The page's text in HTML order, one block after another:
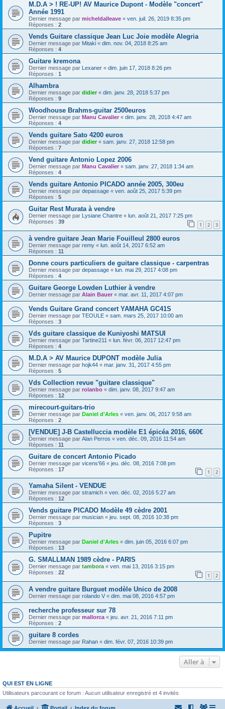
M.D.A > ! RE-UP! AV Maurice Dupont - Modèle "concert"
Année 1991
Dernier message par micheldalleave « ven. juil. 26, 2019 8:35 pm
Réponses : 2
Vends Guitare classique Jean Luc Joie modèle Alegria
Dernier message par Mitaki « dim. nov. 04, 2018 8:25 am
Réponses : 4
Guitare kremona
Dernier message par Lexaner « dim. juin 17, 2018 8:26 pm
Réponses : 1
Alhambra
Dernier message par didier« dim. janv. 28, 2018 5:37 pm
Réponses : 9
Woodhouse Brahms-guitar 2500euros
Dernier message par Manu Cavalier « dim. janv. 28, 2018 4:47 am
Réponses : 4
Vends guitare Sato 4200 euros
Dernier message par didier« sam. janv. 27, 2018 12:58 pm
Réponses : 7
Vend guitare Antonio Lopez 2006
Dernier message par Manu Cavalier « sam. janv. 27, 2018 1:34 am
Réponses : 4
Vends guitare Antonio PICADO année 2005, 300eu
Dernier message par depassage « ven. août 25, 2017 5:39 pm
Réponses : 5
Guitar Rest Murata à vendre
Dernier message par Lysiane Chantre « lun. août 21, 2017 7:25 pm
Réponses : 39 1 2 3
à vendre guitare Jean Marie Fouilleul 2800 euros
Dernier message par remy « lun. août 14, 2017 6:52 am
Réponses : 11
Donne cours particuliers de guitare classique - carpentras
Dernier message par depassage « lun. mai 29, 2017 4:08 pm
Réponses : 4
Guitare George Lowden Luthier à vendre
Dernier message par Alain Bauer « mar. avr. 11, 2017 4:07 pm
Vends Guitare Grand concert YAMAHA GC41S
Dernier message par TEOULE « sam. mars 25, 2017 10:00 am
Réponses : 3
Vds guitare classique de Kuniyoshi MATSUI
Dernier message par Tartine211 « lun. févr. 06, 2017 12:47 pm
Réponses : 4
M.D.A > AV Maurice DUPONT modèle Julia
Dernier message par hojk44 « mar. janv. 31, 2017 4:55 pm
Réponses : 5
Vds Collection revue "guitare classique"
Dernier message par rolanbo « dim. janv. 08, 2017 9:47 am
Réponses : 12
mirecourt-guitars-trio
Dernier message par Daniel d'Arles « ven. janv. 06, 2017 9:58 am
Réponses : 2
[VENDUE] J-B Castelluccia modèle E1 épicéa 2016, 660€
Dernier message par Alan Perros « ven. déc. 09, 2016 11:54 am
Réponses : 11
Guitare de concert Antonio Picado
Dernier message par vicens'66 « jeu. déc. 08, 2016 7:08 pm
Réponses : 17 1 2
Yamaha Silent - VENDUE
Dernier message par stramich « ven. déc. 02, 2016 5:27 am
Réponses : 12
Vends guitare PICADO Modèle 49 cèdre 2001
Dernier message par musician « jeu. sept. 08, 2016 10:38 pm
Réponses : 3
Pupitre
Dernier message par Daniel d'Arles « dim. juin 05, 2016 6:07 pm
Réponses : 13
G. SMALLMAN 1989 cèdre - PARIS
Dernier message par tambora « ven. mai 13, 2016 3:15 pm
Réponses : 22 1 2
A vendre guitare Burguet modèle Unico de 2008
Dernier message par rolando V « dim. mai 08, 2016 4:57 pm
recherche professeur sur 78
Dernier message par mallorca « jeu. avr. 21, 2016 7:11 pm
Réponses : 2
guitare 8 cordes
Dernier message par Rahan « dim. févr. 07, 2016 10:39 pm
Aller à
QUI EST EN LIGNE
Utilisateurs parcourant ce forum : Aucun utilisateur enregistré et 4 invités